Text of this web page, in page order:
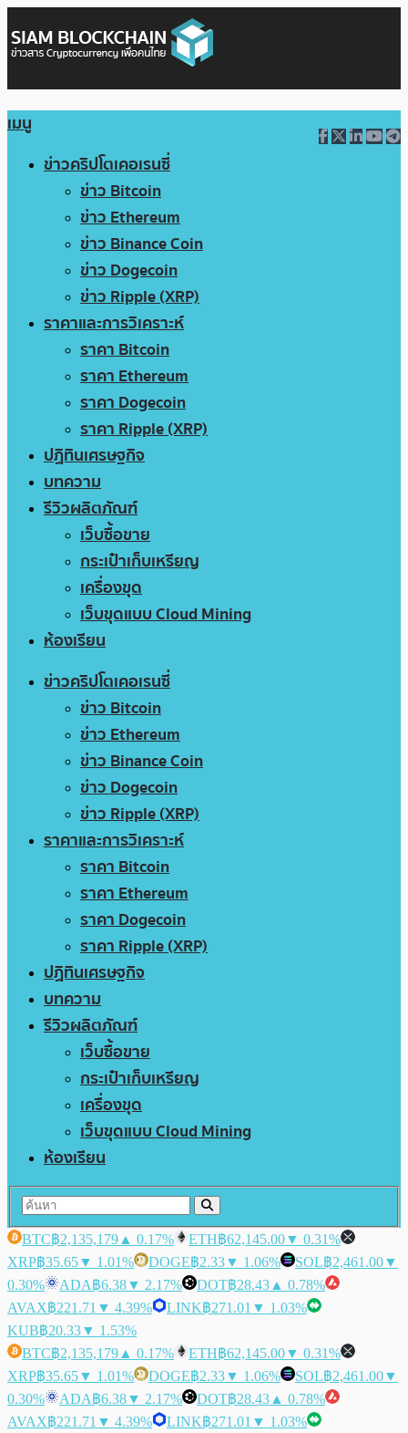
เมนู
ข่าวคริปโตเคอเรนซี่
ข่าว Bitcoin
ข่าว Ethereum
ข่าว Binance Coin
ข่าว Dogecoin
ข่าว Ripple (XRP)
ราคาและการวิเคราะห์
ราคา Bitcoin
ราคา Ethereum
ราคา Dogecoin
ราคา Ripple (XRP)
ปฏิทินเศรษฐกิจ
บทความ
รีวิวผลิตภัณฑ์
เว็บซื้อขาย
กระเป๋าเก็บเหรียญ
เครื่องขุด
เว็บขุดแบบ Cloud Mining
ห้องเรียน
ข่าวคริปโตเคอเรนซี่
ข่าว Bitcoin
ข่าว Ethereum
ข่าว Binance Coin
ข่าว Dogecoin
ข่าว Ripple (XRP)
ราคาและการวิเคราะห์
ราคา Bitcoin
ราคา Ethereum
ราคา Dogecoin
ราคา Ripple (XRP)
ปฏิทินเศรษฐกิจ
บทความ
รีวิวผลิตภัณฑ์
เว็บซื้อขาย
กระเป๋าเก็บเหรียญ
เครื่องขุด
เว็บขุดแบบ Cloud Mining
ห้องเรียน
BTC฿2,135,179 ▲ 0.17% ETH฿62,145.00▼ 0.31%
XRP฿35.65▼ 1.01% DOGE฿2.33▼ 1.06% SOL฿2,461.00▼
0.30%
ADA฿6.38▼ 2.17% DOT฿28.43 ▲ 0.78%
AVAX฿221.71 ▼ 4.39% LINK฿271.01 ▼ 1.03%
KUB฿20.33▼ 1.53%
BTC฿2,135,179 ▲ 0.17% ETH฿62,145.00▼ 0.31%
XRP฿35.65▼ 1.01% DOGE฿2.33▼ 1.06% SOL฿2,461.00▼
0.30%
ADA฿6.38▼ 2.17% DOT฿28.43 ▲ 0.78%
AVAX฿221.71 ▼ 4.39% LINK฿271.01 ▼ 1.03%